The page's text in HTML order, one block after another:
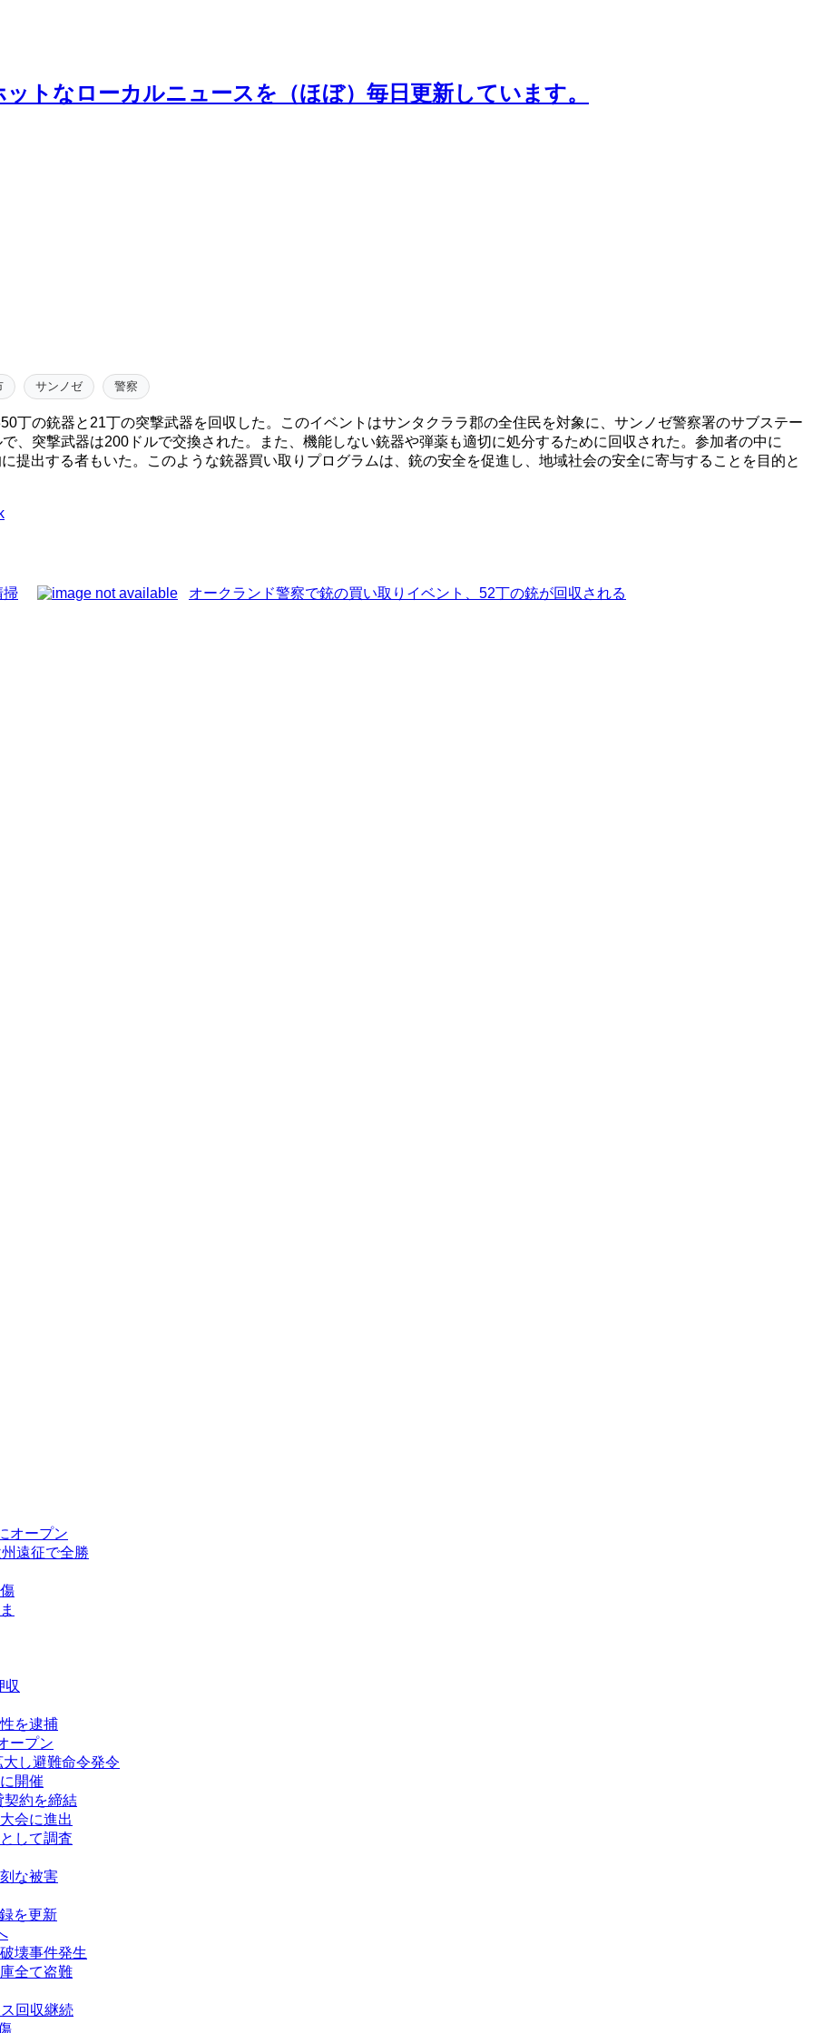
トなローカルニュースを（ほぼ）毎日更新しています。
サンノゼ 警察
丁の銃器と21丁の突撃武器を回収した。このイベントはサンタクララ郡の全住民を対象に、サンノゼ警察署のサブステー
、突撃武器は200ドルで交換された。また、機能しない銃器や弾薬も適切に処分するために回収された。参加者の中に
提出する者もいた。このような銃器買い取りプログラムは、銃の安全を促進し、地域社会の安全に寄与することを目的と
掃 オークランド警察で銃の買い取りイベント、52丁の銃が回収される
オープン
遠征で全勝
収
を逮捕
ープン
し避難命令発令
開催
契約を締結
会に進出
して調査
な被害
を更新
壊事件発生
全て盗難
回収継続